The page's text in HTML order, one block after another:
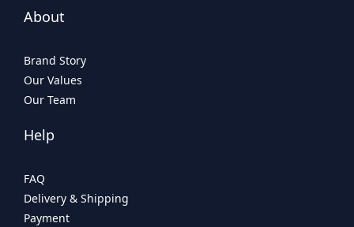
About
Brand Story
Our Values
Our Team
Help
FAQ
Delivery & Shipping
Payment